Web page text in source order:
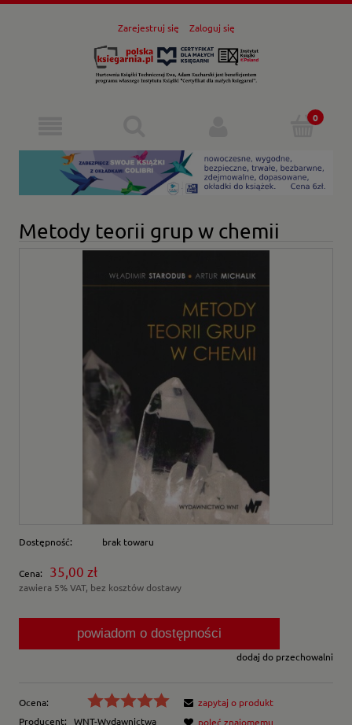
Zarejestruj się Zaloguj się
Metody teorii grup w chemii
Dostępność: brak towaru
Cena: 35,00 zł
zawiera 5% VAT, bez kosztów dostawy
powiadom o dostępności
dodaj do przechowalni
Ocena:
Producent:
WNT-Wydawnictwa
zapytaj o produkt
poleć znajomemu